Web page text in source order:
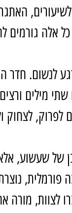
אלה גורמים
לנשום. חדר
מילים
לצחוק
של שעשוע,
פורמלית,
לצוות, מורה